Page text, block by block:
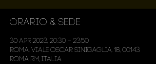
Orario & Sede
30 apr 2023, 20:30 – 23:50
Roma, Viale Oscar Sinigaglia, 18, 00143
Roma RM, Italia